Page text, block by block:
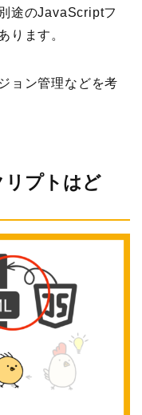
途のJavaScriptフ
ります。
ョン管理などを考
リプトはど